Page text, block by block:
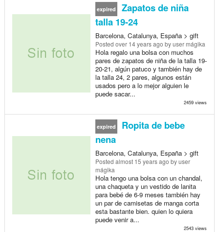
expired
Zapatos de niña
talla 19-24
Barcelona, Catalunya, España > gift
Posted over 14 years ago by user mágika
Hola regalo una bolsa con muchos
pares de zapatos de niña de la talla 19-
20-21, algún patuco y también hay de
la talla 24, 2 pares, algunos están
usados pero a lo mejor alguien le
puede sacar...
2459 views
expired
Ropita de bebe
nena
Barcelona, Catalunya, España > gift
Posted almost 15 years ago by user
mágika
Hola tengo una bolsa con un chandal,
una chaqueta y un vestido de lanita
para bebé de 6-9 meses también hay
un par de camisetas de manga corta
esta bastante bien. quien lo quiera
puede venir a...
2543 views